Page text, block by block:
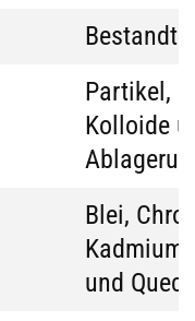
Partikel,
Kolloide
Blei,
und